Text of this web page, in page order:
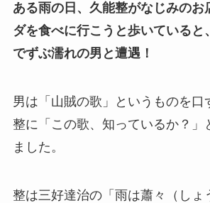
ある雨の日、久能整がなじみのお
ダを食べに行こうと歩いていると
でずぶ濡れの男と遭遇！
男は「山賊の歌」というものを口
整に「この歌、知っているか？」
ました。
整は三好達治の「雨は蕭々（しょ